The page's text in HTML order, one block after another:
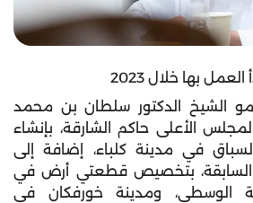
بها خلال 2023
الشيخ الدكتور سلطان بن محمد
الأعلى حاكم الشارقة، بإنشاء
في مدينة كلباء، إضافة إلى
بتخصيص قطعتي أرض في
الوسطى، ومدينة خورفكان في